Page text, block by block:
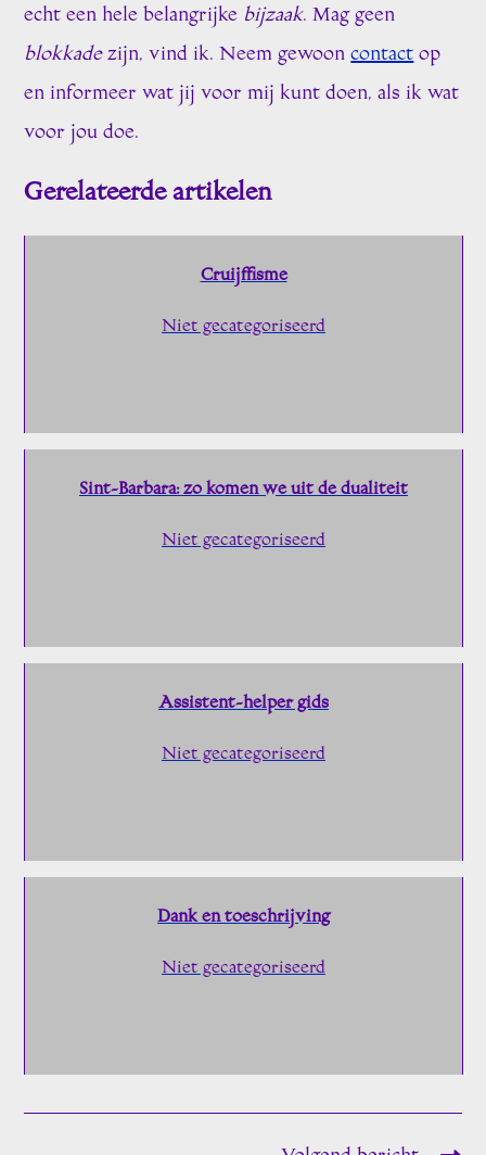
echt een hele belangrijke bijzaak. Mag geen
blokkadezijn, vind ik. Neem gewooncontactop
en informeer wat jij voor mij kunt doen, als ik wat
voor jou doe.
Gerelateerde artikelen
Cruijffisme
Niet gecategoriseerd
Sint-Barbara: zo komen we uit de dualiteit
Niet gecategoriseerd
Assistent-helper gids
Niet gecategoriseerd
Dank en toeschrijving
Niet gecategoriseerd